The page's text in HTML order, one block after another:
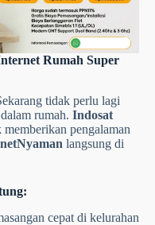
Rumah Super
tidak perlu lagi
rumah. Indosat
pengalaman
langsung di
cepat di kelurahan